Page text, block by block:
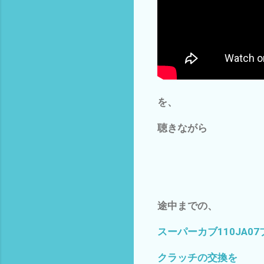
を、
聴きながら
途中までの、
スーパーカブ110JA07
クラッチの交換を